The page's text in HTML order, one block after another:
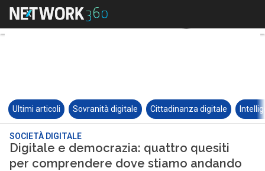
Ultimi articoli Sovranità digitale Cittadinanza digitale
SOCIETÀ DIGITALE
Digitale e democrazia: quattro quesiti
per comprendere dove stiamo andando